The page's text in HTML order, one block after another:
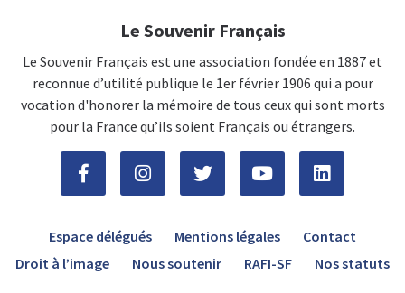
Le Souvenir Français
Le Souvenir Français est une association fondée en 1887 et
reconnue d’utilité publique le 1er février 1906 qui a pour
vocation d'honorer la mémoire de tous ceux qui sont morts
pour la France qu’ils soient Français ou étrangers.
Espace délégués Mentions légales
Contact
Droit à l’image
Nous soutenir RAFI-SF Nos statuts